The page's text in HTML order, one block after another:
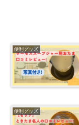
便利グッズ
便利グッズ